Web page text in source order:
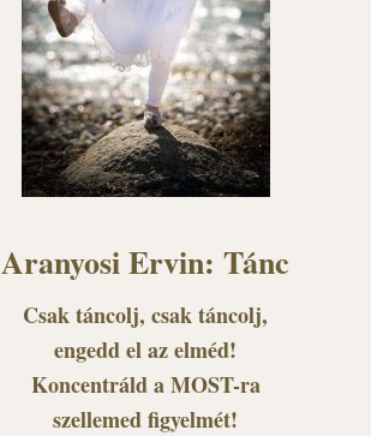
Aranyosi Ervin: Tánc
Csak táncolj, csak táncolj,
engedd el az elméd!
Koncentráld a MOST-ra
szellemed figyelmét!